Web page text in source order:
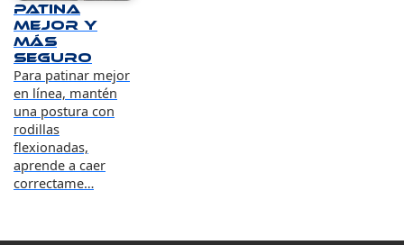
Patina
mejor y
más
seguro
Para patinar mejor
en línea, mantén
una postura con
rodillas
flexionadas,
aprende a caer
correctame…